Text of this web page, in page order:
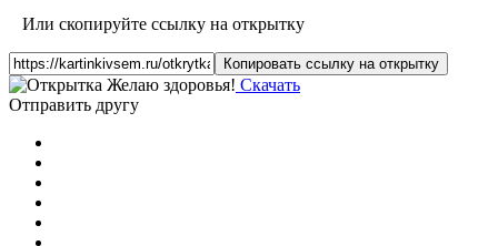
Или скопируйте ссылку на открытку
Копировать ссылку на открытку
Скачать
Отправить другу